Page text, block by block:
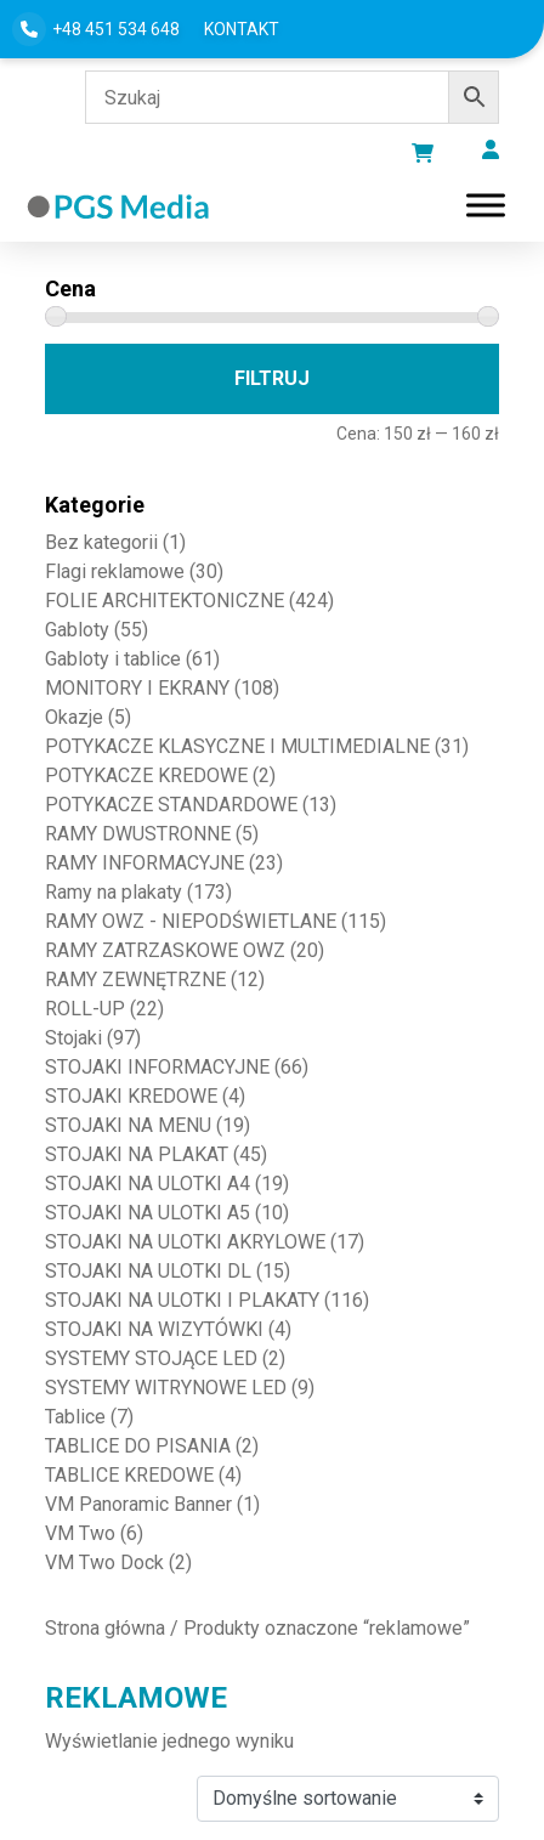
+48 451 534 648 KONTAKT
Filtru według
Cena
FILTRUJ
Cena: 150 zł— 160 zł
Kategorie
Bez kategorii (1)
Flagi reklamowe (30)
FOLIE ARCHITEKTONICZNE (424)
Gabloty (55)
Gabloty i tablice (61)
MONITORY I EKRANY (108)
Okazje (5)
POTYKACZE KLASYCZNE I MULTIMEDIALNE (31)
POTYKACZE KREDOWE (2)
POTYKACZE STANDARDOWE (13)
RAMY DWUSTRONNE (5)
RAMY INFORMACYJNE (23)
Ramy na plakaty (173)
RAMY OWZ - NIEPODŚWIETLANE (115)
RAMY ZATRZASKOWE OWZ (20)
RAMY ZEWNĘTRZNE (12)
ROLL-UP (22)
Stojaki (97)
STOJAKI INFORMACYJNE (66)
STOJAKI KREDOWE (4)
STOJAKI NA MENU (19)
STOJAKI NA PLAKAT (45)
STOJAKI NA ULOTKI A4 (19)
STOJAKI NA ULOTKI A5 (10)
STOJAKI NA ULOTKI AKRYLOWE (17)
STOJAKI NA ULOTKI DL (15)
STOJAKI NA ULOTKI I PLAKATY (116)
STOJAKI NA WIZYTÓWKI (4)
SYSTEMY STOJĄCE LED (2)
SYSTEMY WITRYNOWE LED (9)
Tablice (7)
TABLICE DO PISANIA (2)
TABLICE KREDOWE (4)
VM Panoramic Banner (1)
VM Two (6)
VM Two Dock (2)
Strona główna / Produkty oznaczone “reklamowe”
REKLAMOWE
Wyświetlanie jednego wyniku